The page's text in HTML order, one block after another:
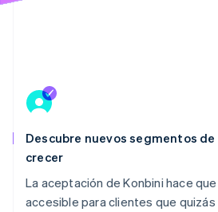
Descubre nuevos segmentos
crecer
La aceptación de Konbini hace
accesible para clientes que